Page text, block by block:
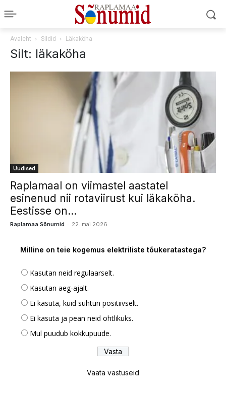
Avaleht Sildid Läkaköha
Silt: läkaköha
Uudised
Raplamaal on viimastel aastatel
esinenud nii rotaviirust kui läkaköha.
Eestisse on...
Raplamaa Sõnumid - 22. mai 2026
Milline on teie kogemus elektriliste tõukeratastega?
Kasutan neid regulaarselt.
Kasutan aeg-ajalt.
Ei kasuta, kuid suhtun positiivselt.
Ei kasuta ja pean neid ohtlikuks.
Mul puudub kokkupuude.
Vaata vastuseid